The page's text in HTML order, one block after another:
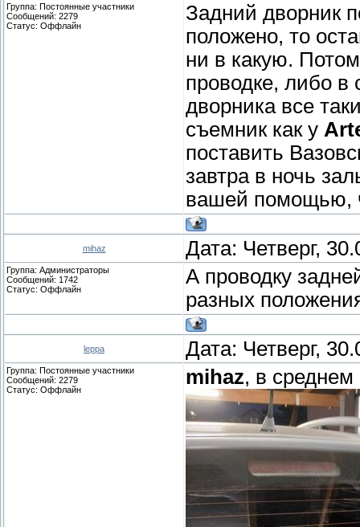
Группа: Постоянные участники
Сообщений: 2279
Статус: Оффлайн
Задний дворник
положено, то
ни в какую.
проводке, либо в
дворника все
съемник как у
поставить
завтра в ночь
вашей помощью,
mihaz Дата: Четверг,
Группа: Администраторы
Сообщений: 1742
Статус: Оффлайн
А проводку
разных
leppa Дата: Четверг,
Группа: Постоянные участники
Сообщений: 2279
Статус: Оффлайн
mihaz, в среднем